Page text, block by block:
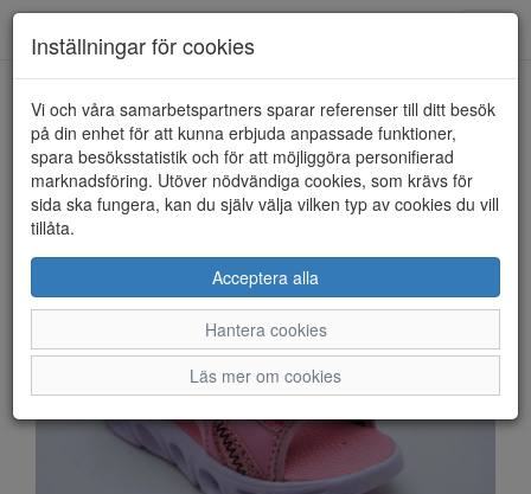
HEM LEAF
Inställningar för cookies
Vi och våra samarbetspartners sparar referenser till ditt besök
på din enhet för att kunna erbjuda anpassade funktioner,
spara besöksstatistik och för att möjliggöra personifierad
marknadsföring. Utöver nödvändiga cookies, som krävs för
sida ska fungera, kan du själv välja vilken typ av cookies du vill
tillåta.
Acceptera alla
Hantera cookies
Läs mer om cookies